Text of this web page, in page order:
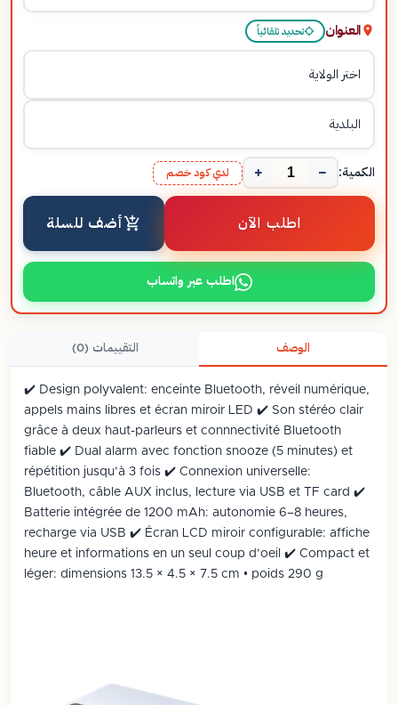
العنوان تحديد تلقائياً
الكمية: −
+ لدي كود خصم
اطلب الآن أضف للسلة
اطلب عبر واتساب
الوصف التقييمات (0)
✔️ Design polyvalent: enceinte Bluetooth, réveil numérique,
appels mains libres et écran miroir LED ✔️ Son stéréo clair
grâce à deux haut-parleurs et connnectivité Bluetooth
fiable ✔️ Dual alarm avec fonction snooze (5 minutes) et
répétition jusqu’à 3 fois ✔️ Connexion universelle:
Bluetooth, câble AUX inclus, lecture via USB et TF card ✔️
Batterie intégrée de 1200 mAh: autonomie 6–8 heures,
recharge via USB ✔️ Écran LCD miroir configurable: affiche
heure et informations en un seul coup d’oeil ✔️ Compact et
léger: dimensions 13.5 × 4.5 × 7.5 cm • poids 290 g